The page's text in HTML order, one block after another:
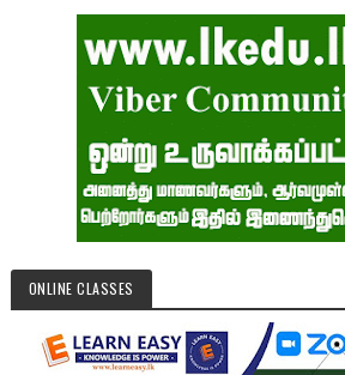
ONLINE CLASSES